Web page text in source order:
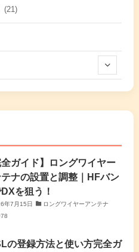
(4)
(3)
(7)
(6)
(21)
全ガイド】ロングワイヤー
ナの設置と調整｜HFバン
DXを狙う！
年7月15日
ロングワイヤーアンテナ
の登録方法と使い方完全ガ